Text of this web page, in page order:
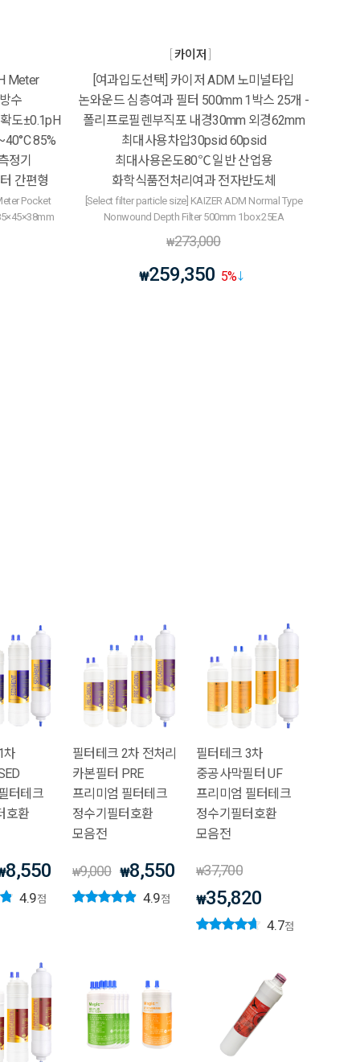
Meter
수
도±0.1pH
85%
정기
간편형
Pocket
카이저
[여과입도선택] 카이저 ADM 노미널타입
논와운드 심층여과 필터 500mm 1박스 25개 -
폴리프로필렌부직포 내경30mm 외경62mm
최대사용차압30psid 60psid
최대사용온도80℃ 일반 산업용
화학식품전처리여과 전자반도체
[Select filter particle size] KAIZER ADM Normal Type
Nonwound Depth Filter 500mm 1box 25EA
₩273,000
₩259,350 5%
차
터테크
호환
8,550
4.9점
필터테크 2차 전처리
카본필터 PRE
프리미엄 필터테크
정수기필터호환
모음전
₩9,000 ₩8,550
4.9점
필터테크 3차
중공사막필터 UF
프리미엄 필터테크
정수기필터호환
모음전
₩37,700
₩35,820
4.7점